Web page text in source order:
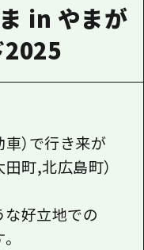
in やまが
2025
車）で行き来が
町,北広島町）
好立地での